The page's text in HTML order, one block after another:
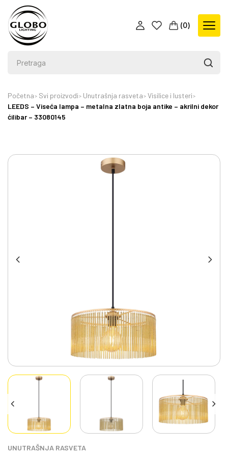
(0)
Početna Svi proizvodi Unutrašnja rasveta Visilice i lusteri
LEEDS – Viseća lampa – metalna zlatna boja antike – akrilni dekor
ćilibar – 33080145
UNUTRAŠNJA RASVETA